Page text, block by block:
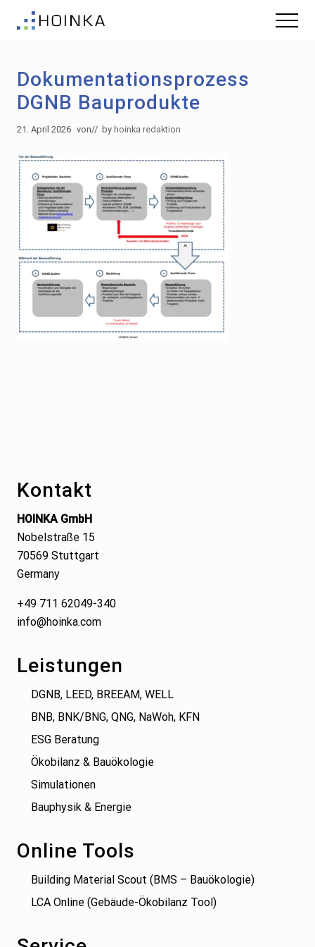
Fußzeile
Green
Building
Menu
Dokumentationsprozess
DGNB Bauprodukte
21. April 2026 von// by hoinka redaktion
Kontakt
HOINKA GmbH
Nobelstraße 15
70569 Stuttgart
Germany
+49 711 62049-340
info@hoinka.com
Leistungen
DGNB, LEED, BREEAM, WELL
BNB, BNK/BNG, QNG, NaWoh, KFN
ESG Beratung
Ökobilanz & Bauökologie
Simulationen
Bauphysik & Energie
Online Tools
Building Material Scout (BMS – Bauökologie)
LCA Online (Gebäude-Ökobilanz Tool)